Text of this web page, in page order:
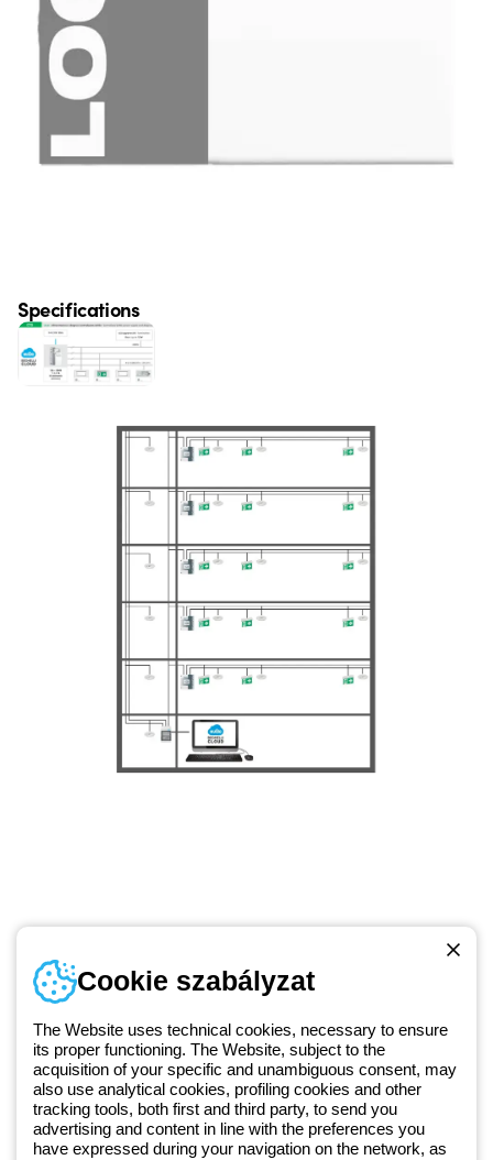
Specifications
Since 2025, Beghelli has been part of the GEWISS Group, within the
GEWISS LightZone ecosystem, where we develop integrated
lighting solutions that transform complexity into simplicity, supporting
Telefonszám
Hétfőtől-péntekig: 8.00-16.30
1 951 3194
Cookie szabályzat
The Website uses technical cookies, necessary to ensure
its proper functioning. The Website, subject to the
acquisition of your specific and unambiguous consent, may
also use analytical cookies, profiling cookies and other
tracking tools, both first and third party, to send you
advertising and content in line with the preferences you
have expressed during your navigation on the network, as